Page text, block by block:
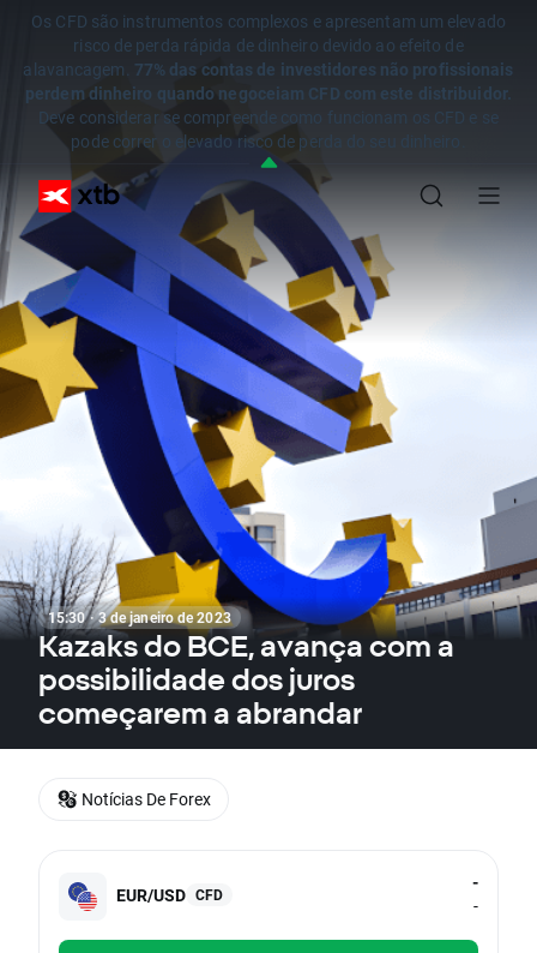
Os CFD são instrumentos complexos e apresentam um elevado
risco de perda rápida de dinheiro devido ao efeito de
alavancagem. 77% das contas de investidores não profissionais
perdem dinheiro quando negoceiam CFD com este distribuidor.
Deve considerar se compreende como funcionam os CFD e se
pode correr o elevado risco de perda do seu dinheiro.
15:30 · 3 de janeiro de 2023
Kazaks do BCE, avança com a
possibilidade dos juros
começarem a abrandar
EUR/USD CFD
-
-
Notícias De Forex